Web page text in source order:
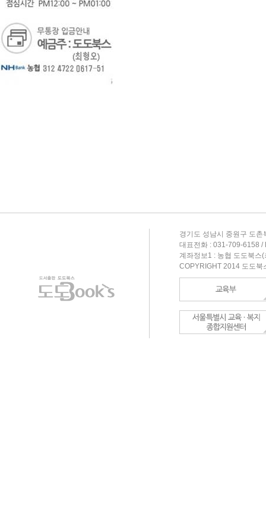
경기도 성남시 중원구 도촌
대표전화 : 031-709-6158 /
계좌정보1 : 농협 도도북
COPYRIGHT 2014 도도북